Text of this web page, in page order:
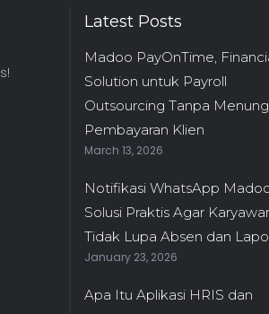
Latest Posts
Madoo PayOnTime,
Solution untuk Payroll
Outsourcing Tanpa
Pembayaran Klien
March 13, 2026
Notifikasi WhatsApp
Solusi Praktis Agar
Tidak Lupa Absen dan
January 23, 2026
Apa Itu Aplikasi HRIS dan